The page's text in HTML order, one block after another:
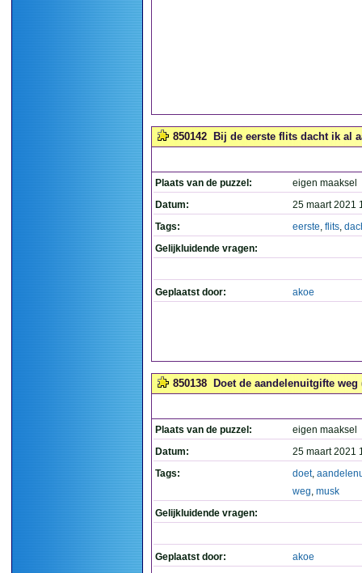
850142 Bij de eerste flits dacht ik al
Plaats van de puzzel:
eigen maaksel
Datum:
25 maart 2021
Tags:
eerste, flits,
Gelijkluidende vragen:
Geplaatst door: akoe
850138 Doet de aandelenuitgifte weg
Plaats van de puzzel:
eigen maaksel
Datum:
25 maart 2021
Tags:
doet,
weg, musk
Gelijkluidende vragen:
Geplaatst door: akoe